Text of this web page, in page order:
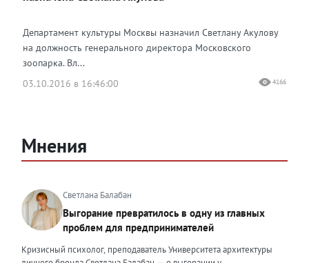
Департамент культуры Москвы назначил Светлану Акулову
на должность генерального директора Московского
зоопарка. Вл...
03.10.2016 в 16:46:00
4166
Мнения
Светлана Балабан
Выгорание превратилось в одну из главных
проблем для предпринимателей
Кризисный психолог, преподаватель Университета архитектуры